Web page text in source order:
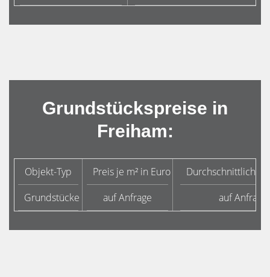
Grundstückspreise in
Freiham:
Objekt-Typ Preis je m² in Euro
Durchschnittliche
Grundstücke
auf Anfrage auf Anfrage